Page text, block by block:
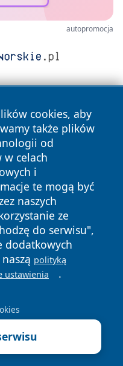
autopromocja
cookies, aby
także plików
od
w celach
i
te mogą być
naszych
ze
do serwisu",
dodatkowych
polityką
ustawienia .
prawa
Polityka
Cookies